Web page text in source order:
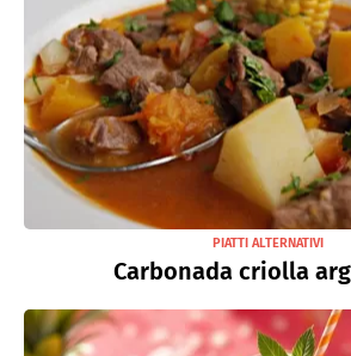
PIATTI ALTERNATIVI
Carbonada criolla